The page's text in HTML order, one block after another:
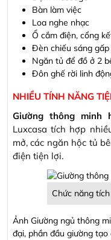
Bàn làm việc
Loa nghe nhạc
Ổ cắm điện, cổng
Đèn chiếu sáng gấp
Ngăn tủ để đồ ở 2
Đôn ghế rời linh
NHIỀU TÍNH NĂNG
Giường thông minh
Luxcasa tích hợp
mở, các ngăn hộc tủ
điện tiện lợi.
Chức năng
Ảnh Giường ngủ thông
đại, phần đầu giường